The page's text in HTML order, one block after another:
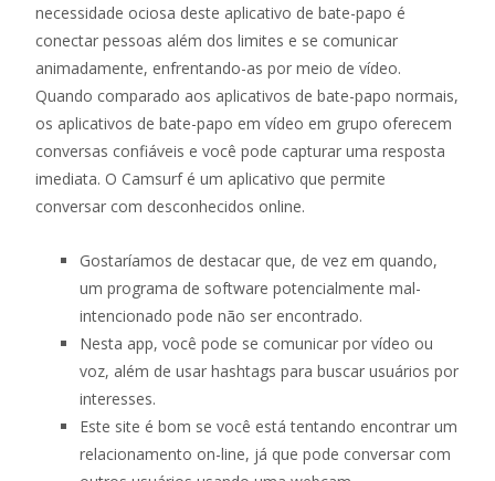
necessidade ociosa deste aplicativo de bate-papo é
conectar pessoas além dos limites e se comunicar
animadamente, enfrentando-as por meio de vídeo.
Quando comparado aos aplicativos de bate-papo normais,
os aplicativos de bate-papo em vídeo em grupo oferecem
conversas confiáveis e você pode capturar uma resposta
imediata. O Camsurf é um aplicativo que permite
conversar com desconhecidos online.
Gostaríamos de destacar que, de vez em quando,
um programa de software potencialmente mal-
intencionado pode não ser encontrado.
Nesta app, você pode se comunicar por vídeo ou
voz, além de usar hashtags para buscar usuários por
interesses.
Este site é bom se você está tentando encontrar um
relacionamento on-line, já que pode conversar com